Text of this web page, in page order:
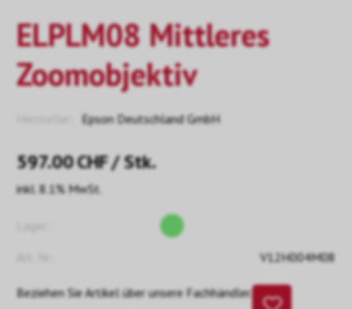
ELPLM08 Mittleres
Zoomobjektiv
Epson Deutschland GmbH
597.00CHF/ Stk.
inkl. 8.1% MwSt.
V12H004M08
Beziehen Sie Artikel über unsere Fachhändler.